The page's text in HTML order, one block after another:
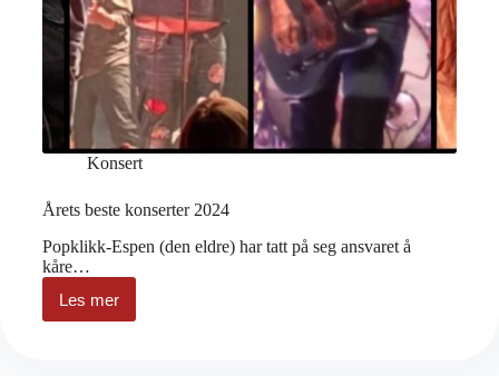
Konsert
Årets beste konserter 2024
Popklikk-Espen (den eldre) har tatt på seg ansvaret å
kåre…
Les mer
Årets
beste